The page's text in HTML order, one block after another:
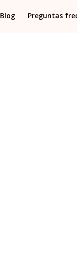
Blog Preguntas